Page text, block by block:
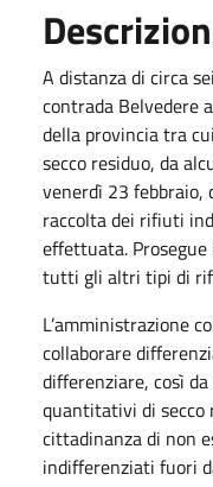
A distanza di circa
contrada Belvedere
della provincia tra
secco residuo, da
venerdì 23 febbraio,
raccolta dei rifiuti
effettuata.
tutti gli altri tipi di
L’amministrazione
collaborare
differenziare, così
quantitativi di secco
cittadinanza di non
indifferenziati fuori